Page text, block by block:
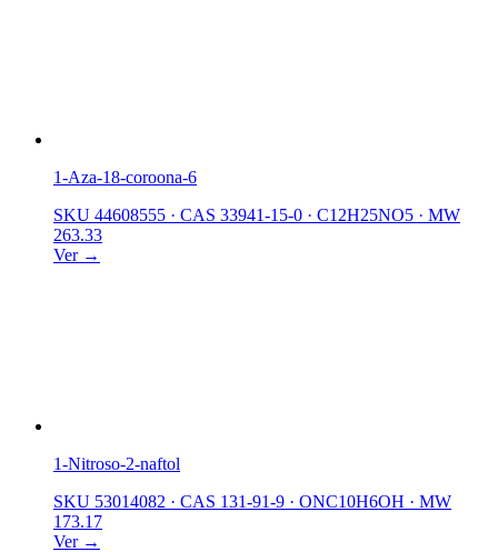
1-Aza-18-coroona-6
SKU 44608555 · CAS 33941-15-0 · C12H25NO5 · MW
263.33
Ver →
1-Nitroso-2-naftol
SKU 53014082 · CAS 131-91-9 · ONC10H6OH · MW
173.17
Ver →